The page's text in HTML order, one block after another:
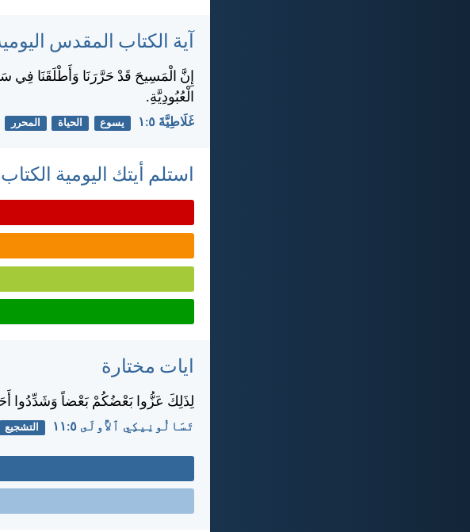
آية الكتاب المقدس
إِنَّ الْمَسِيحَ قَدْ حَرَّرَنَا وَأَطْلَقَنَا فِي
الْعُبُودِيَّةِ.
غَلَاطِيَّةَ ٥:‏١ يسوع الحياة المحرر
استلم أيتك اليومية
ايات مختارة
لِذَلِكَ عَزُّوا بَعْضُكُمْ بَعْضاً وَشَدِّدُوا
تَسَالُونِيكِي ٱلأُولَى ٥:‏١١ التشجيع